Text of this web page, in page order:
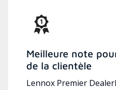
Meilleure note
de la clientèle
Lennox Premier